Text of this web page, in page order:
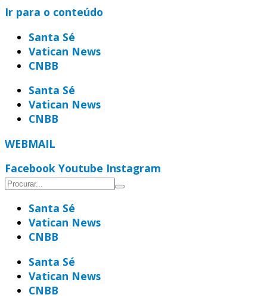
Ir para o conteúdo
Santa Sé
Vatican News
CNBB
Santa Sé
Vatican News
CNBB
WEBMAIL
Facebook Youtube Instagram
Santa Sé
Vatican News
CNBB
Santa Sé
Vatican News
CNBB